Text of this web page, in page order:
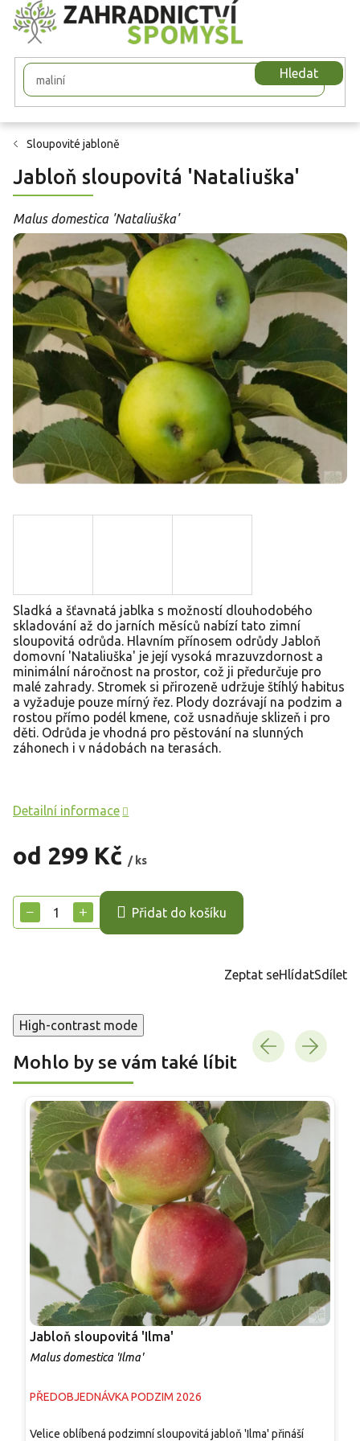
Přejít
na
obsah
Hledat
Sloupovité jabloně
Jabloň sloupovitá 'Nataliuška'
Malus domestica 'Nataliuška'
od 299 Kč / ks
cena:
+
− Přidat do košíku
Sladká a šťavnatá jablka s možností dlouhodobého
skladování až do jarních měsíců nabízí tato zimní
sloupovitá odrůda. Hlavním přínosem odrůdy Jabloň
domovní 'Nataliuška' je její vysoká mrazuvzdornost a
minimální náročnost na prostor, což ji předurčuje pro
malé zahrady. Stromek si přirozeně udržuje štíhlý habitus
a vyžaduje pouze mírný řez. Plody dozrávají na podzim a
rostou přímo podél kmene, což usnadňuje sklizeň i pro
děti. Odrůda je vhodná pro pěstování na slunných
záhonech i v nádobách na terasách.
Detailní informace
Zeptat seHlídatSdílet
High-contrast mode
Mohlo by se vám také líbit
Jabloň sloupovitá 'Ilma'
Malus domestica 'Ilma'
PŘEDOBJEDNÁVKA PODZIM 2026
Velice oblíbená podzimní sloupovitá jabloň 'Ilma' přináší